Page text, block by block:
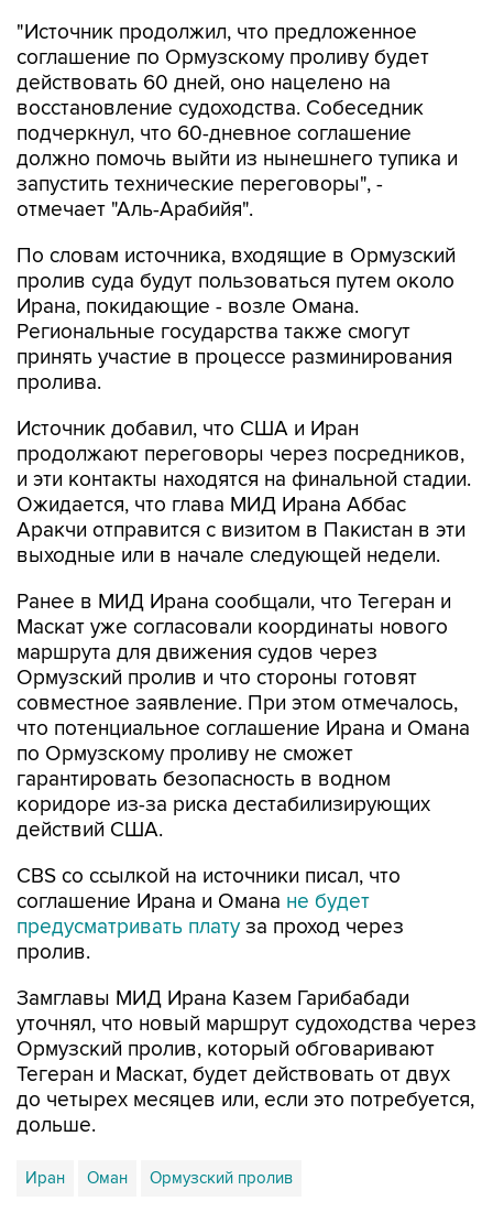
"Источник продолжил, что предложенное
соглашение по Ормузскому проливу будет
действовать 60 дней, оно нацелено на
восстановление судоходства. Собеседник
подчеркнул, что 60-дневное соглашение
должно помочь выйти из нынешнего тупика и
запустить технические переговоры", -
отмечает "Аль-Арабийя".
По словам источника, входящие в Ормузский
пролив суда будут пользоваться путем около
Ирана, покидающие - возле Омана.
Региональные государства также смогут
принять участие в процессе разминирования
пролива.
Источник добавил, что США и Иран
продолжают переговоры через посредников,
и эти контакты находятся на финальной стадии.
Ожидается, что глава МИД Ирана Аббас
Аракчи отправится с визитом в Пакистан в эти
выходные или в начале следующей недели.
Ранее в МИД Ирана сообщали, что Тегеран и
Маскат уже согласовали координаты нового
маршрута для движения судов через
Ормузский пролив и что стороны готовят
совместное заявление. При этом отмечалось,
что потенциальное соглашение Ирана и Омана
по Ормузскому проливу не сможет
гарантировать безопасность в водном
коридоре из-за риска дестабилизирующих
действий США.
CBS со ссылкой на источники писал, что
соглашение Ирана и Омана не будет
предусматривать плату за проход через
пролив.
Замглавы МИД Ирана Казем Гарибабади
уточнял, что новый маршрут судоходства через
Ормузский пролив, который обговаривают
Тегеран и Маскат, будет действовать от двух
до четырех месяцев или, если это потребуется,
дольше.
Иран Оман Ормузский пролив